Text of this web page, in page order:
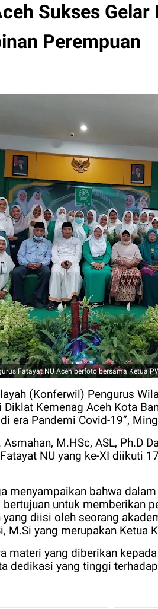
Sukses
Perempuan
Fatayat NU Aceh berfoto bersama Ketua
(Konferwil) Pengurus
Diklat Kemenag Aceh Kota
era Pandemi Covid-19”,
M.HSc, ASL, Ph.D
NU yang ke-XI diikuti
menyampaikan bahwa
untuk memberikan
yang diisi oleh seorang
M.Si yang merupakan Ketua
materi yang diberikan
dedikasi yang tinggi